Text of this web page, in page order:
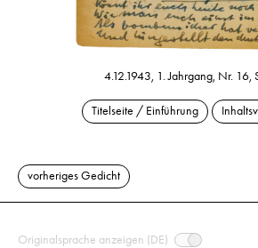
4.12.1943, 1. Jahrgang, Nr. 16,
Titelseite / Einführung
vorheriges Gedicht
Originalsprache anzeigen (DE)